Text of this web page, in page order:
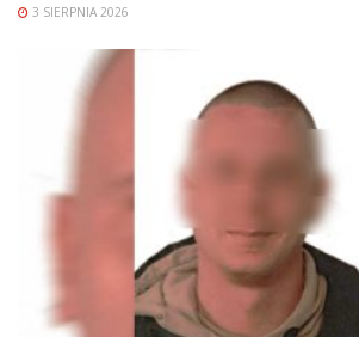
3 SIERPNIA 2026